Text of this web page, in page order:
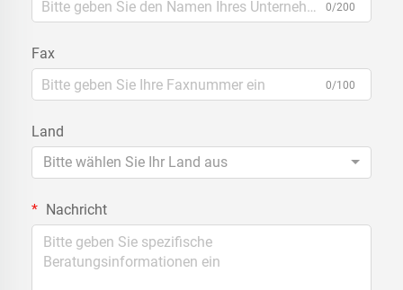
0/200
Fax
0/100
Land
Bitte wählen Sie Ihr Land aus
Nachricht